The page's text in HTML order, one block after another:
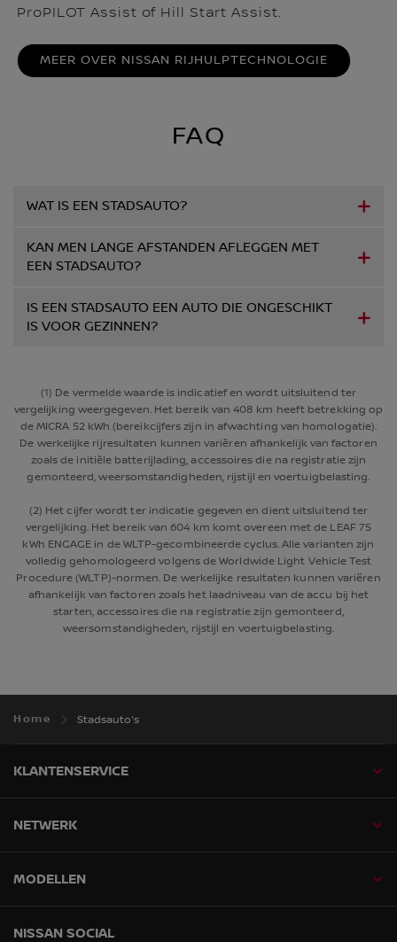
ProPILOT Assist of Hill Start Assist.
MEER OVER NISSAN RIJHULPTECHNOLOGIE
FAQ
WAT IS EEN STADSAUTO?
KAN MEN LANGE AFSTANDEN AFLEGGEN MET
EEN STADSAUTO?
IS EEN STADSAUTO EEN AUTO DIE ONGESCHIKT
IS VOOR GEZINNEN?
(1) De vermelde waarde is indicatief en wordt uitsluitend ter
vergelijking weergegeven. Het bereik van 408 km heeft betrekking op
de MICRA 52 kWh (bereikcijfers zijn in afwachting van homologatie).
De werkelijke rijresultaten kunnen variëren afhankelijk van factoren
zoals de initiële batterijlading, accessoires die na registratie zijn
gemonteerd, weersomstandigheden, rijstijl en voertuigbelasting.
(2) Het cijfer wordt ter indicatie gegeven en dient uitsluitend ter
vergelijking. Het bereik van 604 km komt overeen met de LEAF 75
kWh ENGAGE in de WLTP-gecombineerde cyclus. Alle varianten zijn
volledig gehomologeerd volgens de Worldwide Light Vehicle Test
Procedure (WLTP)-normen. De werkelijke resultaten kunnen variëren
afhankelijk van factoren zoals het laadniveau van de accu bij het
starten, accessoires die na registratie zijn gemonteerd,
weersomstandigheden, rijstijl en voertuigbelasting.
Home Stadsauto's
KLANTENSERVICE
NETWERK
MODELLEN
NISSAN SOCIAL